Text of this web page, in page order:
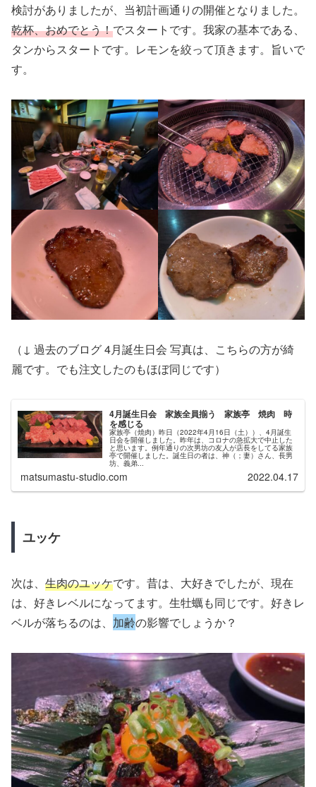
検討がありましたが、当初計画通りの開催となりました。
乾杯、おめでとう！でスタートです。我家の基本である、
タンからスタートです。レモンを絞って頂きます。旨いで
す。
（↓ 過去のブログ 4月誕生日会 写真は、こちらの方が綺
麗です。でも注文したのもほぼ同じです）
4月誕生日会 家族全員揃う 家族亭 焼肉 時
を感じる
家族亭（焼肉）昨日（2022年4月16日（土））、4月誕生
日会を開催しました。昨年は、コロナの急拡大で中止した
と思います。例年通りの次男坊の友人が店長をしてる家族
亭で開催しました。誕生日の者は、神（；妻）さん、長男
坊、義弟...
matsumastu-studio.com 2022.04.17
ユッケ
次は、 生肉のユッケです。昔は、大好きでしたが、現在
は、好きレベルになってます。生牡蠣も同じです。好きレ
ベルが落ちるのは、 加齢の影響でしょうか？